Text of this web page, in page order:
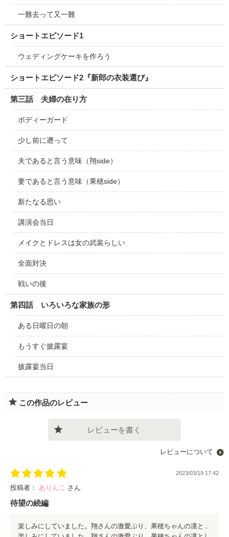
一難去って又一難
ショートエピソード1
ウェディングケーキを作ろう
ショートエピソード2『新郎の衣装選び』
第三話 夫婦の在り方
ボディーガード
少し前に遡って
夫であると言う意味（翔side）
妻であると言う意味（果穂side）
新たなる思い
講演会当日
メイクとドレスは女の武装らしい
全面対決
戦いの後
第四話 いろいろな家族の形
ある日曜日の朝
もうすぐ披露宴
披露宴当日
この作品のレビュー
レビューを書く
レビューについて
2023/03/19 17:42
投稿者： ありんこ さん
待望の続編
楽しみにしていました。翔さんの激愛ぶり、果穂ちゃんの凛としての強さ、憧れます。 また、続編読みたいです。永遠に読んでいられます。